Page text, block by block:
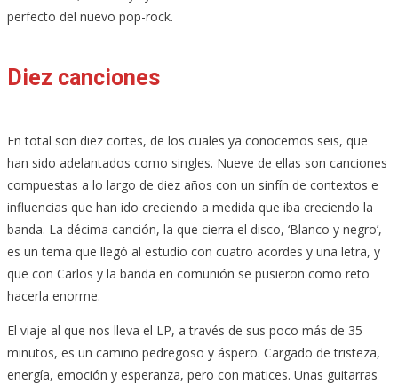
perfecto del nuevo pop-rock.
Diez canciones
En total son diez cortes, de los cuales ya conocemos seis, que
han sido adelantados como singles. Nueve de ellas son canciones
compuestas a lo largo de diez años con un sinfín de contextos e
influencias que han ido creciendo a medida que iba creciendo la
banda. La décima canción, la que cierra el disco, ‘Blanco y negro’,
es un tema que llegó al estudio con cuatro acordes y una letra, y
que con Carlos y la banda en comunión se pusieron como reto
hacerla enorme.
El viaje al que nos lleva el LP, a través de sus poco más de 35
minutos, es un camino pedregoso y áspero. Cargado de tristeza,
energía, emoción y esperanza, pero con matices. Unas guitarras